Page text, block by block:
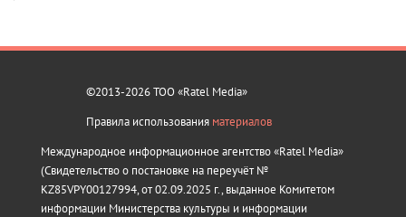
©2013-2026 ТОО «Ratel Media»
Правила использования материалов
Международное информационное агентство «Ratel Media»
(Свидетельство о постановке на переучёт №
KZ85VPY00127994, от 02.09.2025 г., выданное Комитетом
информации Министерства культуры и информации